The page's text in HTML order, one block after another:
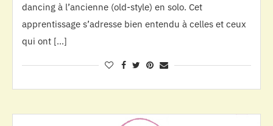
dancing à l’ancienne (old-style) en solo. Cet
apprentissage s’adresse bien entendu à celles et ceux
qui ont […]